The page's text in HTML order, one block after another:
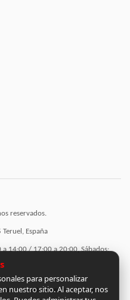
reservados.
España
14:00 / 17:00 a 20:00, Sábados:
a la web subvencionadas por:
para personalizar
nuestro sitio. Al aceptar, nos